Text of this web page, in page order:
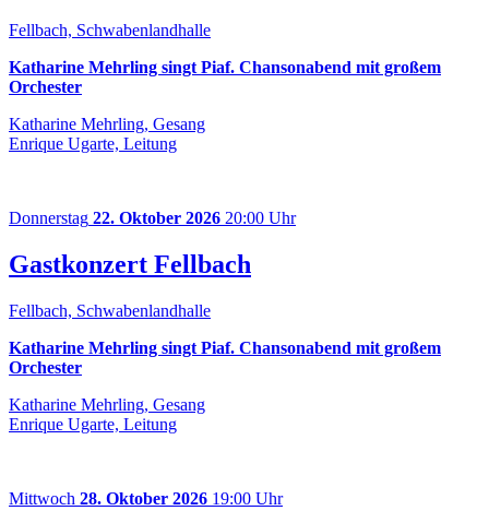
Fellbach, Schwabenlandhalle
Katharine Mehrling singt Piaf. Chansonabend mit großem
Orchester
Katharine Mehrling, Gesang
Enrique Ugarte, Leitung
Donnerstag 22. Oktober 2026 20:00 Uhr
Gastkonzert Fellbach
Fellbach, Schwabenlandhalle
Katharine Mehrling singt Piaf. Chansonabend mit großem
Orchester
Katharine Mehrling, Gesang
Enrique Ugarte, Leitung
Mittwoch 28. Oktober 2026 19:00 Uhr